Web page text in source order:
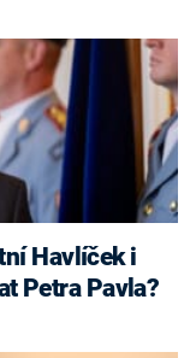
Petra Pavla?